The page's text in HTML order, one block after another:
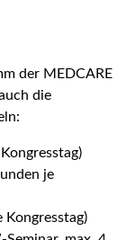
der MEDCARE
die
je
Kongresstag)